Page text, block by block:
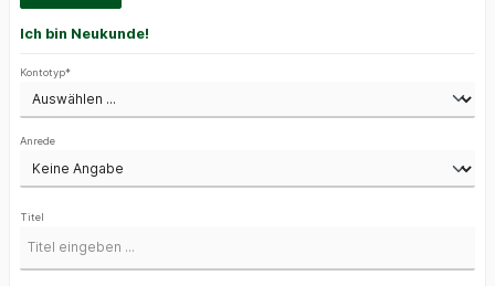
Ich bin Neukunde!
Kontotyp*
Anrede
Titel